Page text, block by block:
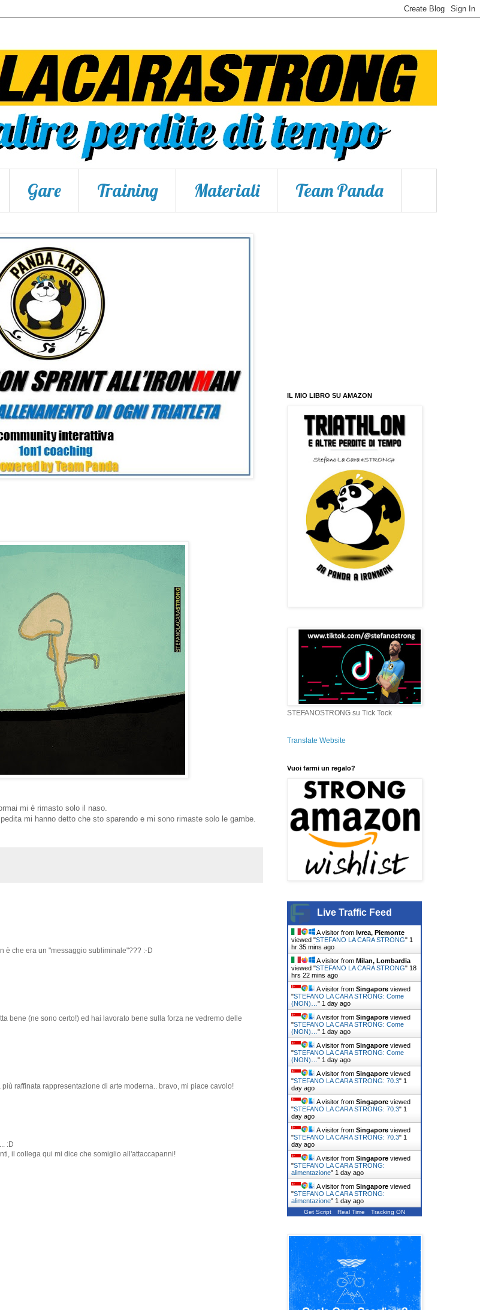
Gare Training Materiali Team Panda
mi è rimasto solo il naso.
mi hanno detto che sto sparendo e mi sono rimaste solo le gambe.
è che era un "messaggio subliminale"??? :-D
bene (ne sono certo!) ed hai lavorato bene sulla forza ne vedremo delle
raffinata rappresentazione di arte moderna.. bravo, mi piace cavolo!
:D
il collega qui mi dice che somiglio all'attaccapanni!
IL MIO LIBRO SU AMAZON
STEFANOSTRONG su Tick Tock
Translate Website
Vuoi farmi un regalo?
Live Traffic Feed
A visitor from Ivrea, Piemonte
viewed "STEFANO LA CARA STRONG" 1
hr 35 mins ago
A visitor from Milan, Lombardia
viewed "STEFANO LA CARA STRONG" 18
hrs 22 mins ago
A visitor from Singapore viewed
"STEFANO LA CARA STRONG: Come
(NON)… " 1 day ago
A visitor from Singapore viewed
"STEFANO LA CARA STRONG: Come
(NON)… " 1 day ago
A visitor from Singapore viewed
"STEFANO LA CARA STRONG: Come
(NON)… " 1 day ago
A visitor from Singapore viewed
"STEFANO LA CARA STRONG: 70.3" 1
day ago
A visitor from Singapore viewed
"STEFANO LA CARA STRONG: 70.3" 1
day ago
A visitor from Singapore viewed
"STEFANO LA CARA STRONG: 70.3" 1
day ago
A visitor from Singapore viewed
"STEFANO LA CARA STRONG:
alimentazione" 1 day ago
A visitor from Singapore viewed
"STEFANO LA CARA STRONG:
alimentazione" 1 day ago
Get Script Real Time Tracking ON